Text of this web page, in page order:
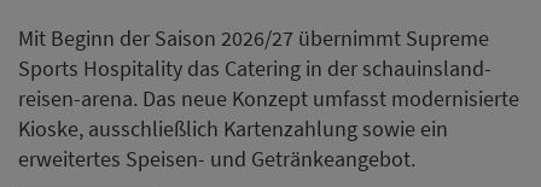
Mit Beginn der Saison 2026/27 übernimmt Supreme
Sports Hospitality das Catering in der schauinsland-
reisen-arena. Das neue Konzept umfasst modernisierte
Kioske, ausschließlich Kartenzahlung sowie ein
erweitertes Speisen- und Getränkeangebot.